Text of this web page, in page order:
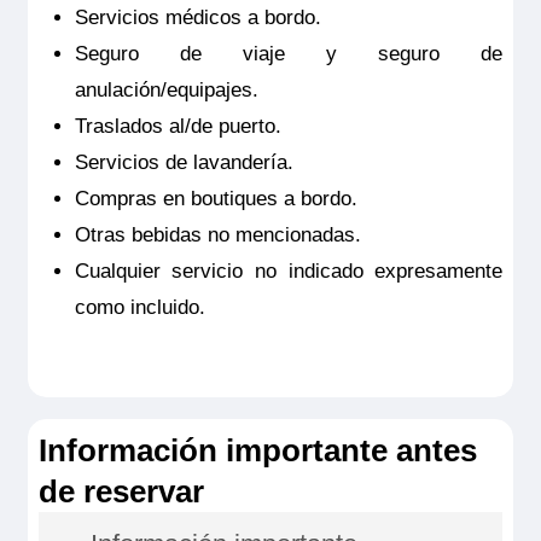
Ocupación máxima
Premium
Suite ubicada en puente superior con balcón francés.
minibar incluido, productos de belleza de RITUALS®,
secador de pelo, caja fuerte, aire acondicionado, ducha y
WC. Crédito de lavandería de 50€ por camarote y cafetera
Tamaño
24m2
Ocupación máxima
Premium
Servicios médicos a bordo.
Seguro de viaje y seguro de
anulación/equipajes.
Traslados al/de puerto.
Servicios de lavandería.
Compras en boutiques a bordo.
Otras bebidas no mencionadas.
Cualquier servicio no indicado expresamente
como incluido.
Información importante antes
de reservar